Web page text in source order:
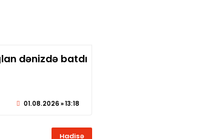
dənizdə batdı
01.08.2026 » 13:18
Hadisə